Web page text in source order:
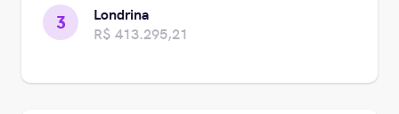
3
Londrina
R$ 413.295,21